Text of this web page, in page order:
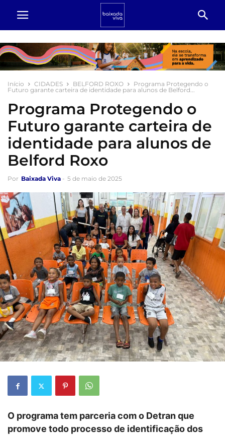
Início CIDADES BELFORD ROXO
Programa Protegendo o
Futuro garante carteira de identidade para alunos de Belford...
Programa Protegendo o
Futuro garante carteira de
identidade para alunos de
Belford Roxo
Por Baixada Viva - 5 de maio de 2025
O programa tem parceria com o Detran que
promove todo processo de identificação dos